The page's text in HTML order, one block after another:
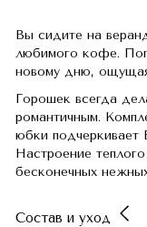
Вы сидите на
любимого кофе.
новому дню,
Горошек всегда
романтичным.
юбки подчеркивает
Настроение
бесконечных
Состав и уход